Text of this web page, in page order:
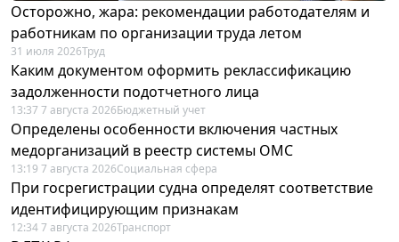
Осторожно, жара: рекомендации работодателям и
работникам по организации труда летом
31 июля 2026Труд
Каким документом оформить реклассификацию
задолженности подотчетного лица
13:37 7 августа 2026Бюджетный учет
Определены особенности включения частных
медорганизаций в реестр системы ОМС
13:19 7 августа 2026Социальная сфера
При госрегистрации судна определят соответствие
идентифицирующим признакам
12:34 7 августа 2026Транспорт